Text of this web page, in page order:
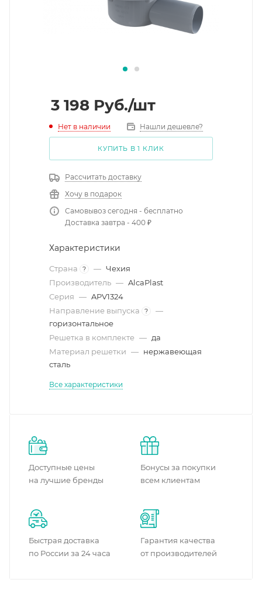
3 198 Руб./шт
Нет в наличии Нашли дешевле?
КУПИТЬ В 1 КЛИК
Рассчитать доставку
Хочу в подарок
Самовывоз сегодня - бесплатно
Доставка завтра - 400 ₽
Характеристики
Страна ? — Чехия
Производитель — AlcaPlast
Серия — APV1324
Направление выпуска
?
—
горизонтальное
Решетка в комплекте — да
Материал решетки — нержавеющая
сталь
Все характеристики
Доступные цены
на лучшие бренды
Бонусы за покупки
всем клиентам
Быстрая доставка
по России за 24 часа
Гарантия качества
от производителей